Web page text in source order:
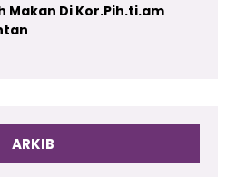
Makan Di Kor.Pih.ti.am
ARKIB